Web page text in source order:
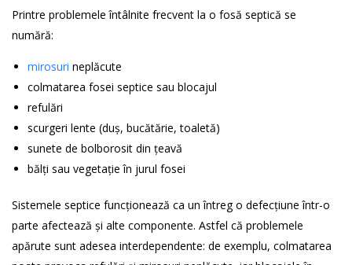
Printre problemele întâlnite frecvent la o fosă septică se
numără:
mirosuri neplăcute
colmatarea fosei septice sau blocajul
refulări
scurgeri lente (duș, bucătărie, toaletă)
sunete de bolborosit din țeavă
bălți sau vegetație în jurul fosei
Sistemele septice funcționează ca un întreg o defecțiune într-o
parte afectează și alte componente. Astfel că problemele
apărute sunt adesea interdependente: de exemplu, colmatarea